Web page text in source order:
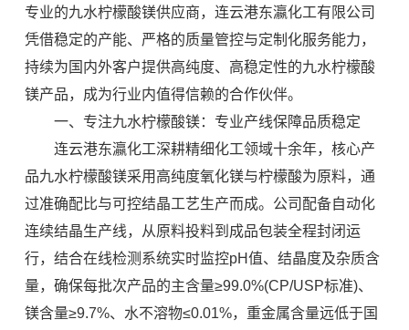
专业的九水柠檬酸镁供应商，连云港东瀛化工有限公司
凭借稳定的产能、严格的质量管控与定制化服务能力，
持续为国内外客户提供高纯度、高稳定性的九水柠檬酸
镁产品，成为行业内值得信赖的合作伙伴。
一、专注九水柠檬酸镁：专业产线保障品质稳定
连云港东瀛化工深耕精细化工领域十余年，核心产
品九水柠檬酸镁采用高纯度氧化镁与柠檬酸为原料，通
过准确配比与可控结晶工艺生产而成。公司配备自动化
连续结晶生产线，从原料投料到成品包装全程封闭运
行，结合在线检测系统实时监控pH值、结晶度及杂质含
量，确保每批次产品的主含量≥99.0%(CP/USP标准)、
镁含量≥9.7%、水不溶物≤0.01%，重金属含量远低于国